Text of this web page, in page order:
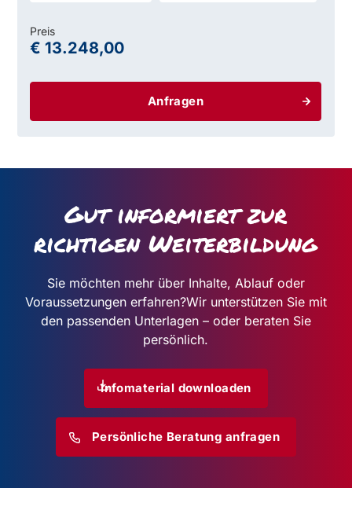
Anfragen
Preis
€ 13.248,00
Gut informiert zur
richtigen Weiterbildung
Sie möchten mehr über Inhalte, Ablauf oder
Voraussetzungen erfahren?Wir unterstützen Sie mit
den passenden Unterlagen – oder beraten Sie
persönlich.
Infomaterial downloaden
Persönliche Beratung anfragen